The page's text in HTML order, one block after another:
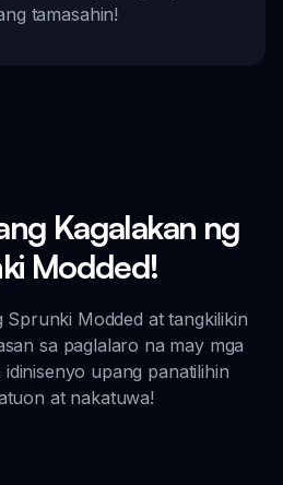
tamasahin!
Kagalakan ng
Modded!
Sprunki Modded at tangkilikin
sa paglalaro na may mga
upang panatilihin
at nakatuwa!